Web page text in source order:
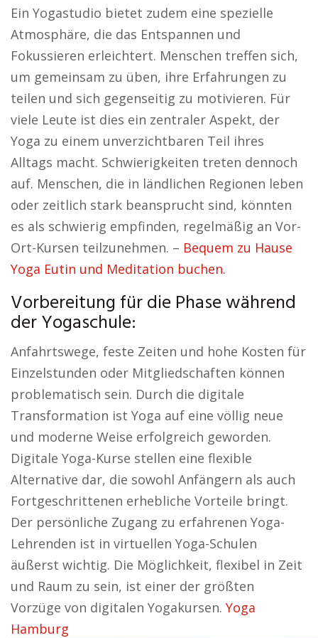
Ein Yogastudio bietet zudem eine spezielle
Atmosphäre, die das Entspannen und
Fokussieren erleichtert. Menschen treffen sich,
um gemeinsam zu üben, ihre Erfahrungen zu
teilen und sich gegenseitig zu motivieren. Für
viele Leute ist dies ein zentraler Aspekt, der
Yoga zu einem unverzichtbaren Teil ihres
Alltags macht. Schwierigkeiten treten dennoch
auf. Menschen, die in ländlichen Regionen leben
oder zeitlich stark beansprucht sind, könnten
es als schwierig empfinden, regelmäßig an Vor-
Ort-Kursen teilzunehmen. – Bequem zu Hause
Yoga Eutin und Meditation buchen.
Vorbereitung für die Phase während
der Yogaschule:
Anfahrtswege, feste Zeiten und hohe Kosten für
Einzelstunden oder Mitgliedschaften können
problematisch sein. Durch die digitale
Transformation ist Yoga auf eine völlig neue
und moderne Weise erfolgreich geworden.
Digitale Yoga-Kurse stellen eine flexible
Alternative dar, die sowohl Anfängern als auch
Fortgeschrittenen erhebliche Vorteile bringt.
Der persönliche Zugang zu erfahrenen Yoga-
Lehrenden ist in virtuellen Yoga-Schulen
äußerst wichtig. Die Möglichkeit, flexibel in Zeit
und Raum zu sein, ist einer der größten
Vorzüge von digitalen Yogakursen. Yoga
Hamburg